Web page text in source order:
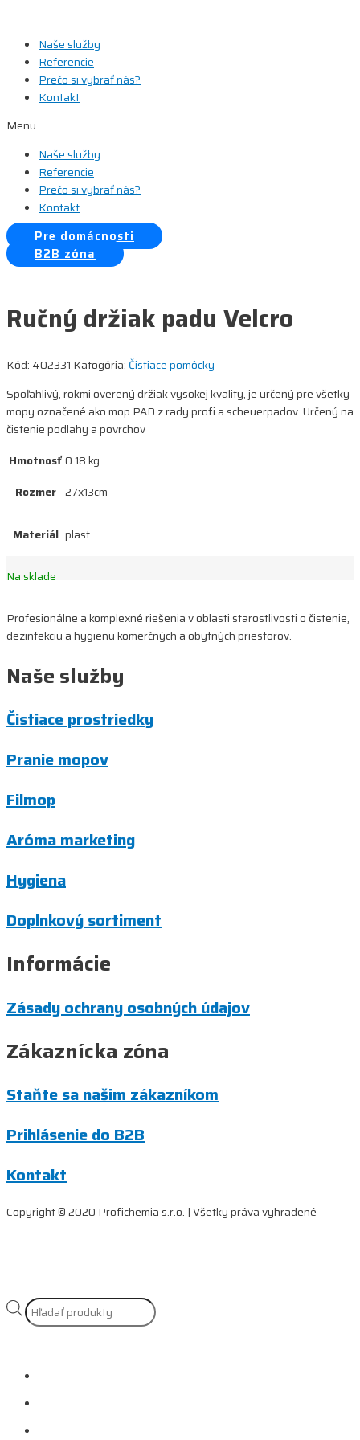
obsah Naše služby
Referencie
Prečo si vybrať nás?
Kontakt
Menu
Naše služby
Referencie
Prečo si vybrať nás?
Kontakt
Pre domácnosti
B2B zóna
Ručný držiak padu Velcro
Kód: 402331 Katogória:Čistiace pomôcky
Spoľahlivý, rokmi overený držiak vysokej kvality, je určený pre všetky
mopy označené ako mop PAD z rady profi a scheuerpadov. Určený na
čistenie podlahy a povrchov
Hmotnosť0.18 kg
Rozmer 27x13cm
Materiál plast
Na sklade
Profesionálne a komplexné riešenia v oblasti starostlivosti o čistenie,
dezinfekciu a hygienu komerčných a obytných priestorov.
Naše služby
Čistiace prostriedky
Pranie mopov
Filmop
Aróma marketing
Hygiena
Doplnkový sortiment
Informácie
Zásady ochrany osobných údajov
Zákaznícka zóna
Staňte sa našim zákazníkom
Prihlásenie do B2B
Kontakt
Copyright © 2020 Profichemia s.r.o. | Všetky práva vyhradené
Products
search